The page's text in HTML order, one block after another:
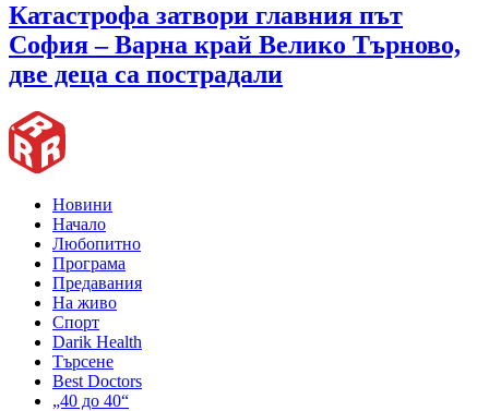
Катастрофа затвори главния път
София – Варна край Велико Търново,
две деца са пострадали
Новини
Начало
Любопитно
Програма
Предавания
На живо
Спорт
Darik Health
Търсене
Best Doctors
„40 до 40“